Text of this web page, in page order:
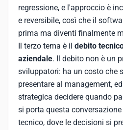
regressione, e l'approccio è
e reversibile, così che il
prima ma diventi finalmente
Il terzo tema è il debito
aziendale. Il debito non è un
sviluppatori: ha un costo che
presentare al management,
strategica decidere quando
si porta questa
tecnico, dove le decisioni si